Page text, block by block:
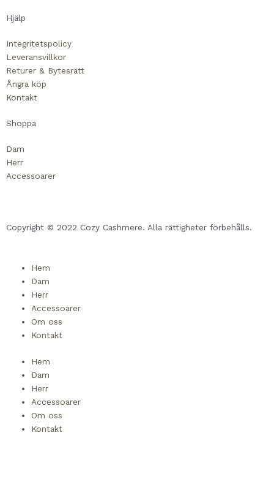
-
q
u
a
r
Hjälp
Integritetspolicy
Leveransvillkor
Returer & Bytesrätt
Ångra köp
Kontakt
Shoppa
Dam
Herr
Accessoarer
Copyright © 2022 Cozy Cashmere. Alla rättigheter förbehålls.
Hem
Dam
Herr
Accessoarer
Om oss
Kontakt
Hem
Dam
Herr
Accessoarer
Om oss
Kontakt